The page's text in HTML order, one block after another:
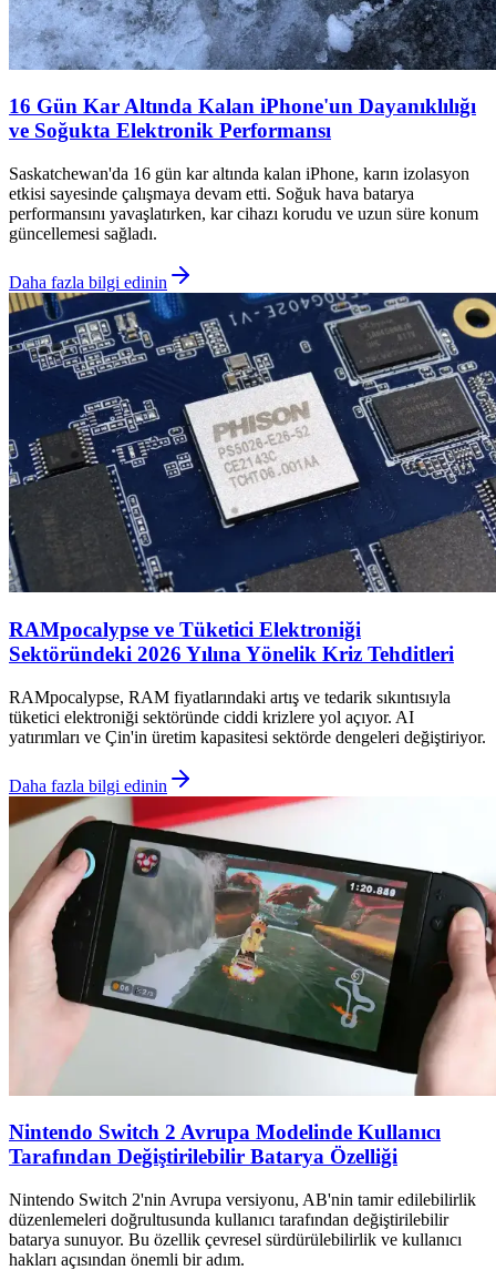
16 Gün Kar Altında Kalan iPhone'un Dayanıklılığı
ve Soğukta Elektronik Performansı
Saskatchewan'da 16 gün kar altında kalan iPhone, karın izolasyon
etkisi sayesinde çalışmaya devam etti. Soğuk hava batarya
performansını yavaşlatırken, kar cihazı korudu ve uzun süre konum
güncellemesi sağladı.
Daha fazla bilgi edinin
RAMpocalypse ve Tüketici Elektroniği
Sektöründeki 2026 Yılına Yönelik Kriz Tehditleri
RAMpocalypse, RAM fiyatlarındaki artış ve tedarik sıkıntısıyla
tüketici elektroniği sektöründe ciddi krizlere yol açıyor. AI
yatırımları ve Çin'in üretim kapasitesi sektörde dengeleri değiştiriyor.
Daha fazla bilgi edinin
Nintendo Switch 2 Avrupa Modelinde Kullanıcı
Tarafından Değiştirilebilir Batarya Özelliği
Nintendo Switch 2'nin Avrupa versiyonu, AB'nin tamir edilebilirlik
düzenlemeleri doğrultusunda kullanıcı tarafından değiştirilebilir
batarya sunuyor. Bu özellik çevresel sürdürülebilirlik ve kullanıcı
hakları açısından önemli bir adım.